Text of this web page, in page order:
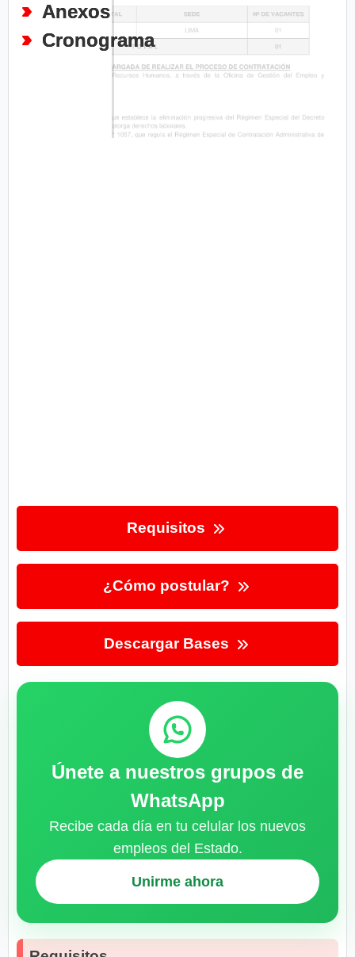
Anexos
Cronograma
Requisitos
¿Cómo postular?
Descargar Bases
Únete a nuestros grupos de
WhatsApp
Recibe cada día en tu celular los nuevos
empleos del Estado.
Unirme ahora